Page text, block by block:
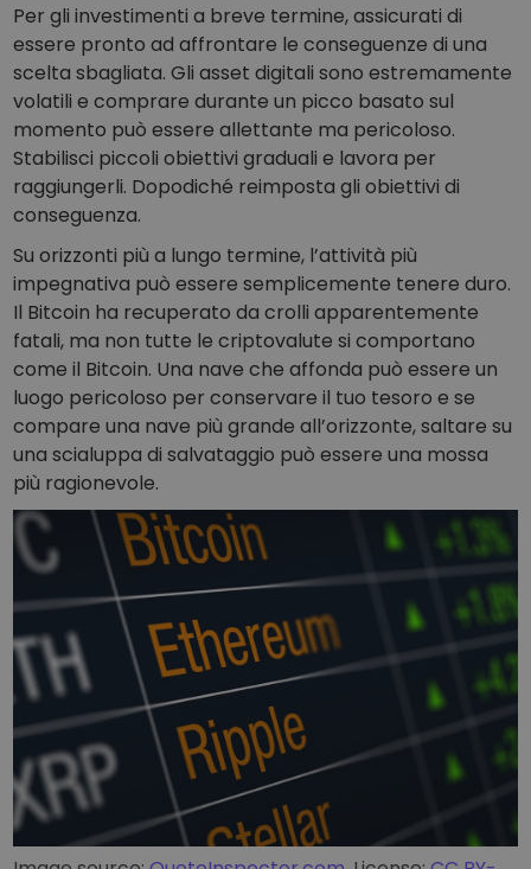
Per gli investimenti a breve termine, assicurati di
essere pronto ad affrontare le conseguenze di una
scelta sbagliata. Gli asset digitali sono estremamente
volatili e comprare durante un picco basato sul
momento può essere allettante ma pericoloso.
Stabilisci piccoli obiettivi graduali e lavora per
raggiungerli. Dopodiché reimposta gli obiettivi di
conseguenza.
Su orizzonti più a lungo termine, l’attività più
impegnativa può essere semplicemente tenere duro.
Il Bitcoin ha recuperato da crolli apparentemente
fatali, ma non tutte le criptovalute si comportano
come il Bitcoin. Una nave che affonda può essere un
luogo pericoloso per conservare il tuo tesoro e se
compare una nave più grande all’orizzonte, saltare su
una scialuppa di salvataggio può essere una mossa
più ragionevole.